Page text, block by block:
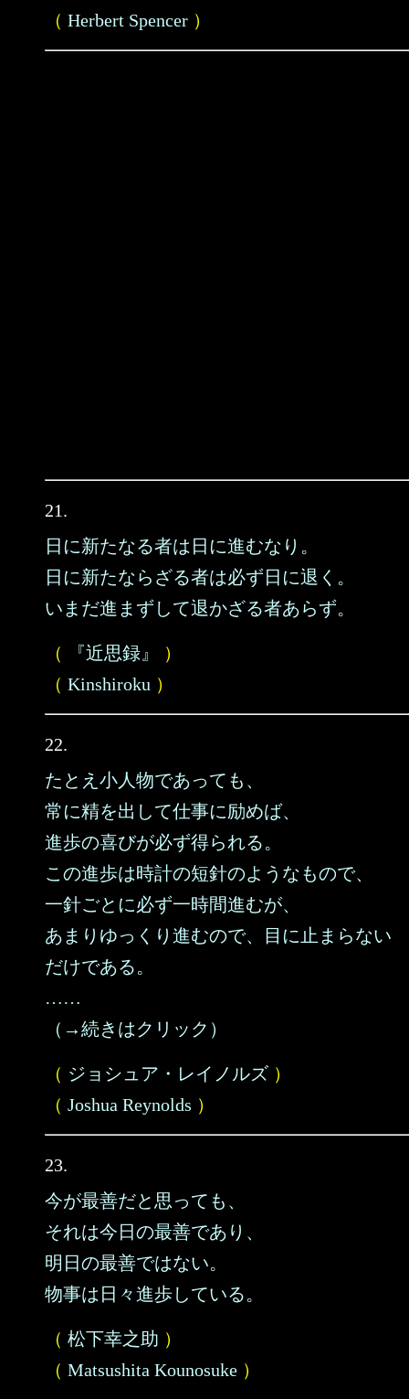
（ Herbert Spencer ）
21.
日に新たなる者は日に進むなり。
日に新たならざる者は必ず日に退く。
いまだ進まずして退かざる者あらず。
（ 『近思録』
）
（ Kinshiroku ）
22.
たとえ小人物であっても、
常に精を出して仕事に励めば、
進歩の喜びが必ず得られる。
この進歩は時計の短針のようなもので、
一針ごとに必ず一時間進むが、
あまりゆっくり進むので、目に止まらない
だけである。
……
（→続きはクリック）
（ ジョシュア・レイノルズ ）
（ Joshua Reynolds ）
23.
今が最善だと思っても、
それは今日の最善であり、
明日の最善ではない。
物事は日々進歩している。
（ 松下幸之助 ）
（ Matsushita Kounosuke ）